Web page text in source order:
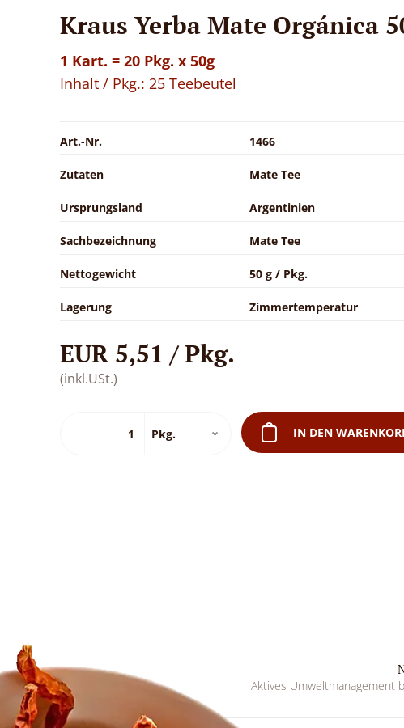
Kraus Yerba Mate Orgánica
1 Kart. = 20 Pkg. x 50g
Inhalt / Pkg.: 25 Teebeutel
Art.-Nr. 1466
Zutaten Mate Tee
Ursprungsland Argentinien
Sachbezeichnung Mate Tee
Nettogewicht 50 g / Pkg.
Lagerung Zimmertemperatur
EUR 5,51 / Pkg.
(inkl.USt.)
IN DEN
Aktives Umweltmanagement